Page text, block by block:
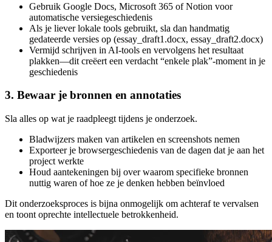
Gebruik Google Docs, Microsoft 365 of Notion voor
automatische versiegeschiedenis
Als je liever lokale tools gebruikt, sla dan handmatig
gedateerde versies op (essay_draft1.docx, essay_draft2.docx)
Vermijd schrijven in AI-tools en vervolgens het resultaat
plakken—dit creëert een verdacht “enkele plak”-moment in je
geschiedenis
3. Bewaar je bronnen en annotaties
Sla alles op wat je raadpleegt tijdens je onderzoek.
Bladwijzers maken van artikelen en screenshots nemen
Exporteer je browsergeschiedenis van de dagen dat je aan het
project werkte
Houd aantekeningen bij over waarom specifieke bronnen
nuttig waren of hoe ze je denken hebben beïnvloed
Dit onderzoeksproces is bijna onmogelijk om achteraf te vervalsen
en toont oprechte intellectuele betrokkenheid.